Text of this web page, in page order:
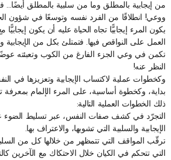
من إيجابية بالمطلق وما من سلبية بالمطلق أيضًا…
ووعي! انطلاقًا من الفرد نفسه وتوسعًا في شؤون
يكون المرء إيجابيًّا تجاه الحياة عليه أن يكون
العمل على النواقص فيها. فتمتلئ بكل من الإيجابية
تكمن في وعي الجزء الفارغ من الكوب وتعبئته
النظر عنه!
وكخطوات عملية لاكتساب الإيجابية وتعزيزها في
بداية، وكخطوة أساسية، على المرء الإلمام بمعرفة
ذلك الخطوات العملية التالية:
التجرّد في كشف صفات النفس، عبر تسليط
الإيجابية والسلبية التي تشوبها، والاعتراف بها.
ترقّب المواقف التي تتمظهر من خلالها كل من
التي تتحكم في الكيان خلال الاحتكاك مع الآخرين